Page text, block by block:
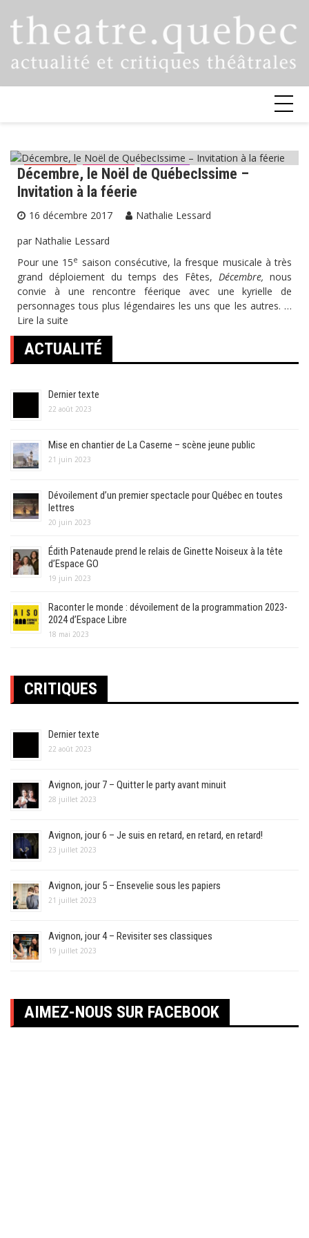
Critiques Musique Théâtre
Décembre, le Noël de QuébecIssime –
Invitation à la féerie
16 décembre 2017
Nathalie Lessard
par Nathalie Lessard
Pour une 15e saison consécutive, la fresque musicale à très
grand déploiement du temps des Fêtes, Décembre, nous
convie à une rencontre féerique avec une kyrielle de
personnages tous plus légendaires les uns que les autres. …
Lire la suite
ACTUALITÉ
Dernier texte
22 août 2023
Mise en chantier de La Caserne – scène jeune public
21 juin 2023
Dévoilement d’un premier spectacle pour Québec en toutes
lettres
20 juin 2023
Édith Patenaude prend le relais de Ginette Noiseux à la tête
d’Espace GO
19 juin 2023
Raconter le monde : dévoilement de la programmation 2023-
2024 d’Espace Libre
18 mai 2023
CRITIQUES
Dernier texte
22 août 2023
Avignon, jour 7 – Quitter le party avant minuit
28 juillet 2023
Avignon, jour 6 – Je suis en retard, en retard, en retard!
23 juillet 2023
Avignon, jour 5 – Ensevelie sous les papiers
21 juillet 2023
Avignon, jour 4 – Revisiter ses classiques
19 juillet 2023
AIMEZ-NOUS SUR FACEBOOK